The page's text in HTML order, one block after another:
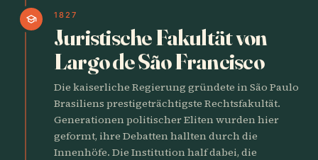
school 1827
Juristische Fakultät von
Largo de São Francisco
Die kaiserliche Regierung gründete in São Paulo
Brasiliens prestigeträchtigste Rechtsfakultät.
Generationen politischer Eliten wurden hier
geformt, ihre Debatten hallten durch die
Innenhöfe. Die Institution half dabei, die